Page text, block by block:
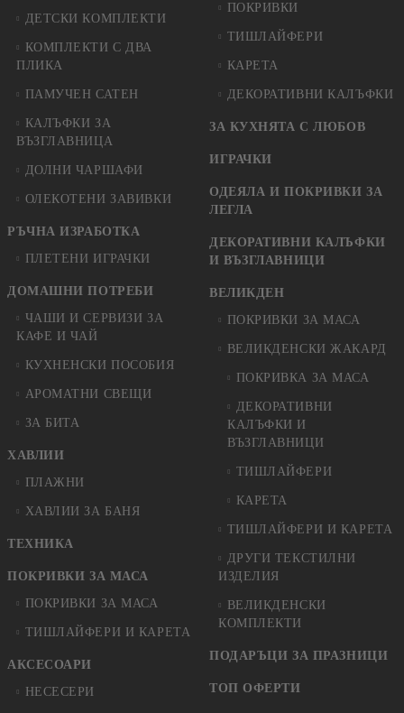
ДЕТСКИ КОМПЛЕКТИ
КОМПЛЕКТИ С ДВА
ПЛИКА
ПАМУЧЕН САТЕН
КАЛЪФКИ ЗА
ВЪЗГЛАВНИЦА
ДОЛНИ ЧАРШАФИ
ОЛЕКОТЕНИ ЗАВИВКИ
РЪЧНА ИЗРАБОТКА
ПЛЕТЕНИ ИГРАЧКИ
ДОМАШНИ ПОТРЕБИ
ЧАШИ И СЕРВИЗИ ЗА
КАФЕ И ЧАЙ
КУХНЕНСКИ ПОСОБИЯ
АРОМАТНИ СВЕЩИ
ЗА БИТА
ХАВЛИИ
ПЛАЖНИ
ХАВЛИИ ЗА БАНЯ
ТЕХНИКА
ПОКРИВКИ ЗА МАСА
ПОКРИВКИ ЗА МАСА
ТИШЛАЙФЕРИ И КАРЕТА
АКСЕСОАРИ
НЕСЕСЕРИ
ПОКРИВКИ
ТИШЛАЙФЕРИ
КАРЕТА
ДЕКОРАТИВНИ КАЛЪФКИ
ЗА КУХНЯТА С ЛЮБОВ
ИГРАЧКИ
ОДЕЯЛА И ПОКРИВКИ ЗА
ЛЕГЛА
ДЕКОРАТИВНИ КАЛЪФКИ
И ВЪЗГЛАВНИЦИ
ВЕЛИКДЕН
ПОКРИВКИ ЗА МАСА
ВЕЛИКДЕНСКИ ЖАКАРД
ПОКРИВКА ЗА МАСА
ДЕКОРАТИВНИ
КАЛЪФКИ И
ВЪЗГЛАВНИЦИ
ТИШЛАЙФЕРИ
КАРЕТА
ТИШЛАЙФЕРИ И КАРЕТА
ДРУГИ ТЕКСТИЛНИ
ИЗДЕЛИЯ
ВЕЛИКДЕНСКИ
КОМПЛЕКТИ
ПОДАРЪЦИ ЗА ПРАЗНИЦИ
ТОП ОФЕРТИ